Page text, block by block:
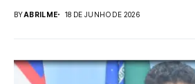
BYABRILME 18 DE JUNHO DE 2026